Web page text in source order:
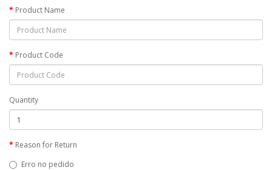
Product Name
Product Code
Quantity
Reason for Return
Erro no pedido